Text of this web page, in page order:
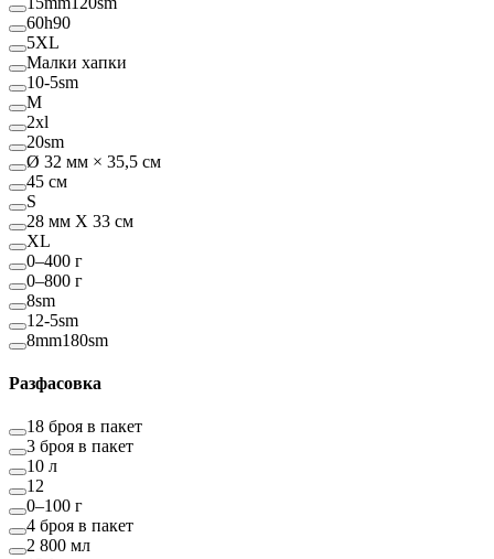
60h90
5XL
Малки хапки
10-5sm
M
2xl
20sm
Ø 32 мм × 35,5 см
45 см
S
28 мм Х 33 см
XL
0–400 г
0–800 г
8sm
12-5sm
8mm180sm
Разфасовка
18 броя в пакет
3 броя в пакет
10 л
12
0–100 г
4 броя в пакет
2 800 мл